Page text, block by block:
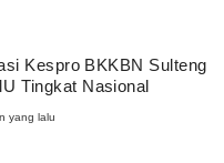
Kespro BKKBN Sulteng
Tingkat Nasional
yang lalu